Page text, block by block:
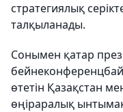
стратегиялық
талқыланады.
Сонымен қатар
өтетін Қазақстан
өңіраралық